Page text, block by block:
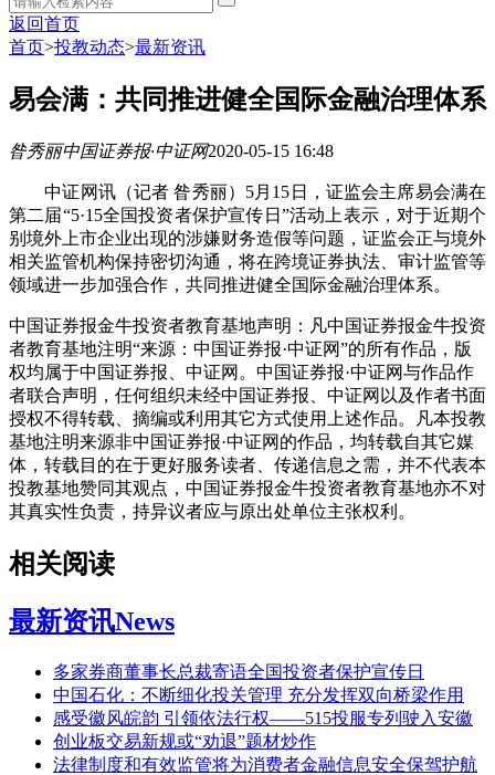
返回首页
首页>投教动态>最新资讯
易会满：共同推进健全国际金融治理体系
昝秀丽中国证券报·中证网2020-05-15 16:48
中证网讯（记者 昝秀丽）5月15日，证监会主席易会满在
第二届“5·15全国投资者保护宣传日”活动上表示，对于近期个
别境外上市企业出现的涉嫌财务造假等问题，证监会正与境外
相关监管机构保持密切沟通，将在跨境证券执法、审计监管等
领域进一步加强合作，共同推进健全国际金融治理体系。
中国证券报金牛投资者教育基地声明：凡中国证券报金牛投资
者教育基地注明“来源：中国证券报·中证网”的所有作品，版
权均属于中国证券报、中证网。中国证券报·中证网与作品作
者联合声明，任何组织未经中国证券报、中证网以及作者书面
授权不得转载、摘编或利用其它方式使用上述作品。凡本投教
基地注明来源非中国证券报·中证网的作品，均转载自其它媒
体，转载目的在于更好服务读者、传递信息之需，并不代表本
投教基地赞同其观点，中国证券报金牛投资者教育基地亦不对
其真实性负责，持异议者应与原出处单位主张权利。
相关阅读
最新资讯News
多家券商董事长总裁寄语全国投资者保护宣传日
中国石化：不断细化投关管理 充分发挥双向桥梁作用
感受徽风皖韵 引领依法行权——515投服专列驶入安徽
创业板交易新规或“劝退”题材炒作
法律制度和有效监管将为消费者金融信息安全保驾护航